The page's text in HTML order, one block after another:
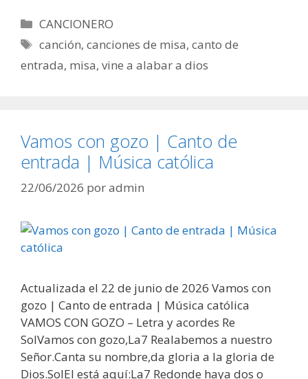
Categorías
CANCIONERO
Etiquetas
canción,canciones de misa,canto de
entrada, misa, vine a alabar a dios
Vamos con gozo | Canto de
entrada | Música católica
22/06/2026 poradmin
Actualizada el 22 de junio de 2026 Vamos con
gozo | Canto de entrada | Música católica
VAMOS CON GOZO – Letra y acordes Re
SolVamos con gozo,La7 Realabemos a nuestro
Señor.Canta su nombre,da gloria a la gloria de
Dios.SolEl está aquí:La7 Redonde haya dos o